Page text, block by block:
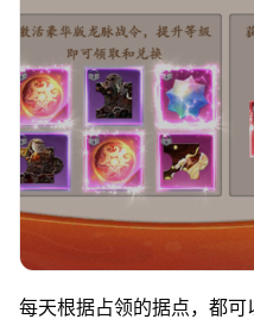
每天根据占领的据点，都